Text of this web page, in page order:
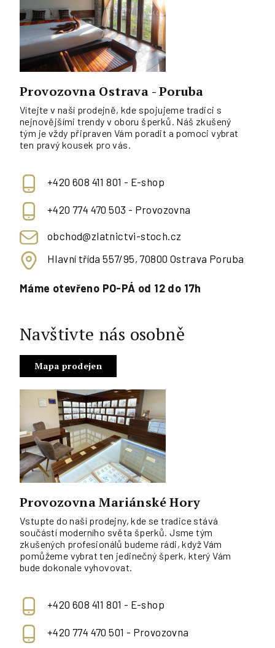
Provozovna Ostrava - Poruba
Vítejte v naší prodejně, kde spojujeme tradici s
nejnovějšími trendy v oboru šperků. Náš zkušený
tým je vždy připraven Vám poradit a pomoci vybrat
ten pravý kousek pro vás.
+420 608 411 801 - E-shop
+420 774 470 503 - Provozovna
obchod@zlatnictvi-stoch.cz
Hlavní třída 557/95, 70800 Ostrava Poruba
Máme otevřeno PO-PÁ od 12 do 17h
Navštivte nás osobně
Mapa prodejen
Provozovna Mariánské Hory
Vstupte do naší prodejny, kde se tradice stává
součástí moderního světa šperků. Jsme tým
zkušených profesionálů budeme rádi, když Vám
pomůžeme vybrat ten jedinečný šperk, který Vám
bude dokonale vyhovovat.
+420 608 411 801 - E-shop
+420 774 470 501 - Provozovna